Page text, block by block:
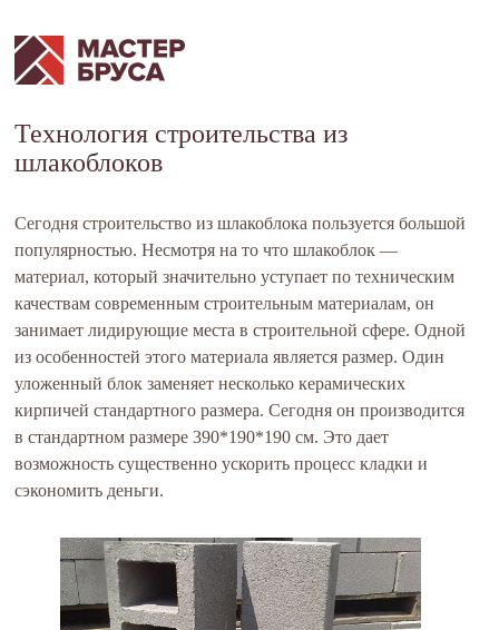
Технология строительства из
шлакоблоков
Сегодня строительство из шлакоблока пользуется большой
популярностью. Несмотря на то что шлакоблок —
материал, который значительно уступает по техническим
качествам современным строительным материалам, он
занимает лидирующие места в строительной сфере. Одной
из особенностей этого материала является размер. Один
уложенный блок заменяет несколько керамических
кирпичей стандартного размера. Сегодня он производится
в стандартном размере 390*190*190 см. Это дает
возможность существенно ускорить процесс кладки и
сэкономить деньги.